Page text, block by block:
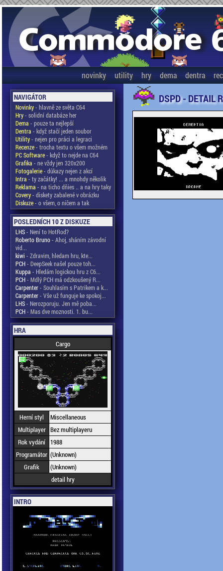
novinky utility hry dema dentra
NAVIGÁTOR
Novinky- hlavně ze světa C64
Hry- solidní databáze her
Dema - pouze ta nejlepší
Dentra - když stačí jeden soubor
Utility- nejen pro práci a legraci
Recenze- trocha textu o všem možném
PC Software- když to nejde na C64
Grafika - ne vždy jen 320x200
Fotogalerie- důkazy nejen z akcí
Intra - ty začátky! ... a mnohdy několik
Reklama - na ticho dňies .. a na hry taky
Covery- diskety zabalené v obrázku
Diskuze- o všem, o ničem a tak
POSLEDNÍCH 10 Z DISKUZE
LHS- Není to HotRod?
Roberto Bruno- Ahoj, sháním závodní
vid...
kiwi - Zdravim, hledam hru, kte...
PCH- DeepSeek našel pouze toh...
Kuppa - Hledám logickou hru z C6...
PCH- Mdlý PCH má odzkoušený R...
Carpenter- Souhlasím s Patrikem a k...
Carpenter- Vše už funguje ke spokoj...
LHS- Nerozporuju. Jen mě poba...
PCH- Mas dve moznosti. 1. bu...
HRA
Cargo
Herní styl
Miscellaneous
Multiplayer Bez multiplayeru
Rok vydání
1988
Programátor (Unknown)
Grafik
(Unknown)
detail hry
INTRO
DSPD - DETAIL